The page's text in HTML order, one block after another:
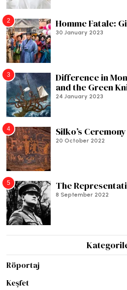
2 Homme Fatale:
30 January 2023
3
Difference in
and the Green
24 January 2023
4 Silko’s Ceremony
20 October 2022
5 The
8 September 2022
Röportaj
Keşfet